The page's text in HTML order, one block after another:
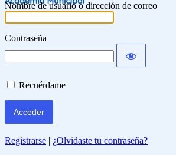
Nombre de usuario o dirección de correo
Contraseña
Recuérdame
Registrarse | ¿Olvidaste tu contraseña?